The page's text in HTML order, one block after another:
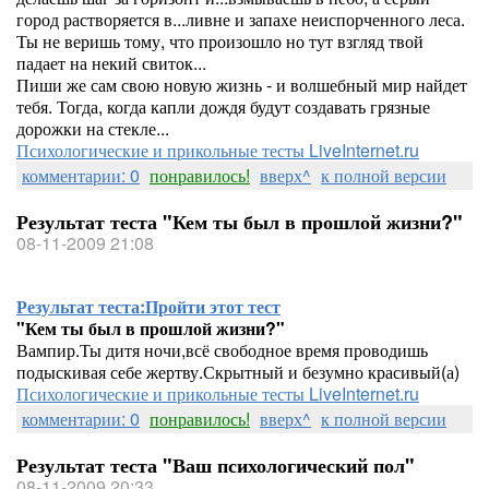
город растворяется в...ливне и запахе неиспорченного леса.
Ты не веришь тому, что произошло но тут взгляд твой
падает на некий свиток...
Пиши же сам свою новую жизнь - и волшебный мир найдет
тебя. Тогда, когда капли дождя будут создавать грязные
дорожки на стекле...
Психологические и прикольные тесты LiveInternet.ru
комментарии: 0 понравилось! вверх^ к полной версии
Результат теста "Кем ты был в прошлой жизни?"
08-11-2009 21:08
Результат теста:Пройти этот тест
"Кем ты был в прошлой жизни?"
Вампир.Ты дитя ночи,всё свободное время проводишь
подыскивая себе жертву.Скрытный и безумно красивый(а)
Психологические и прикольные тесты LiveInternet.ru
комментарии: 0 понравилось! вверх^ к полной версии
Результат теста "Ваш психологический пол"